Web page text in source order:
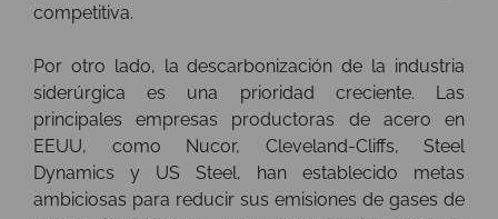
competitiva.
Por otro lado, la descarbonización de la industria
siderúrgica es una prioridad creciente. Las
principales empresas productoras de acero en
EEUU, como Nucor, Cleveland-Cliffs, Steel
Dynamics y US Steel, han establecido metas
ambiciosas para reducir sus emisiones de gases de